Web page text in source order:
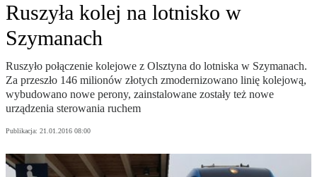
Ruszyła kolej na lotnisko w
Szymanach
Ruszyło połączenie kolejowe z Olsztyna do lotniska w Szymanach.
Za przeszło 146 milionów złotych zmodernizowano linię kolejową,
wybudowano nowe perony, zainstalowane zostały też nowe
urządzenia sterowania ruchem
Publikacja: 21.01.2016 08:00